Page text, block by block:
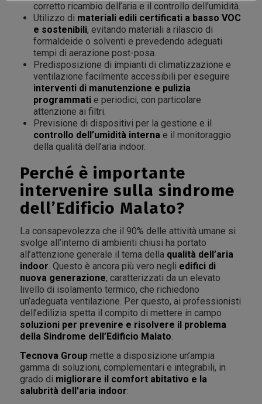
corretto ricambio dell’aria e il controllo dell’umidità.
Utilizzo di materiali edili certificati a basso VOC
e sostenibili, evitando materiali a rilascio di
formaldeide o solventi e prevedendo adeguati
tempi di aerazione post-posa.
Predisposizione di impianti di climatizzazione e
ventilazione facilmente accessibili per eseguire
interventi di manutenzione e pulizia
programmatie periodici, con particolare
attenzione ai filtri.
Previsione di dispositivi per la gestione e il
controllo dell’umidità interna e il monitoraggio
della qualità dell’aria indoor.
Perché è importante
intervenire sulla sindrome
dell’Edificio Malato?
La consapevolezza che il 90% delle attività umane si
svolge all’interno di ambienti chiusi ha portato
all’attenzione generale il tema della qualità dell’aria
indoor . Questo è ancora più vero negli edifici di
nuova generazione, caratterizzati da un elevato
livello di isolamento termico, che richiedono
un’adeguata ventilazione. Per questo, ai professionisti
dell’edilizia spetta il compito di mettere in campo
soluzioni per prevenire e risolvere il problema
della Sindrome dell’Edificio Malato
Tecnova Groupmette a disposizione un’ampia
gamma di soluzioni, complementari e integrabili, in
grado di migliorare il comfort abitativo e la
salubrità dell’aria indoor: